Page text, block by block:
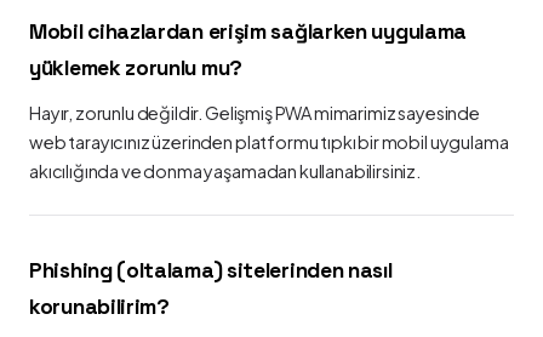
Mobil cihazlardan erişim sağlarken uygulama
yüklemek zorunlu mu?
Hayır, zorunlu değildir. Gelişmiş PWA mimarimiz sayesinde
web tarayıcınız üzerinden platformu tıpkı bir mobil uygulama
akıcılığında ve donma yaşamadan kullanabilirsiniz.
Phishing (oltalama) sitelerinden nasıl
korunabilirim?